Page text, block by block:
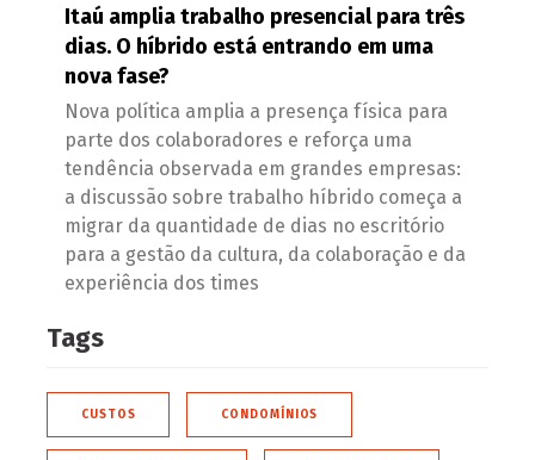
Itaú amplia trabalho presencial para três
dias. O híbrido está entrando em uma
nova fase?
Nova política amplia a presença física para
parte dos colaboradores e reforça uma
tendência observada em grandes empresas:
a discussão sobre trabalho híbrido começa a
migrar da quantidade de dias no escritório
para a gestão da cultura, da colaboração e da
experiência dos times
Tags
CUSTOS CONDOMÍNIOS